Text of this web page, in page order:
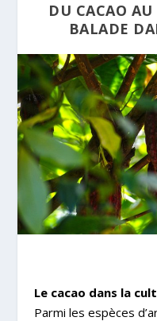
DU CACAO
BALADE
Le cacao dans la
Parmi les espèces